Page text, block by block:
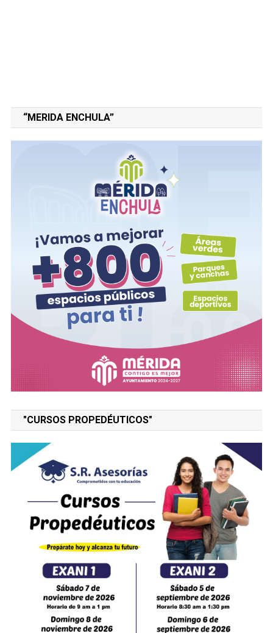
“MERIDA ENCHULA”
"CURSOS PROPEDÉUTICOS"